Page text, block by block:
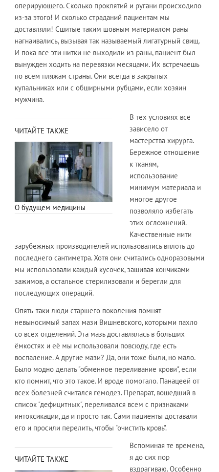
оперирующего. Сколько проклятий и ругани происходило
из-за этого! И сколько страданий пациентам мы
доставляли! Сшитые таким шовным материалом раны
нагнаивались, вызывая так называемый лигатурный свищ.
И пока все эти нитки не выходили из раны, пациент был
вынужден ходить на перевязки месяцами. Их встречаешь
по всем пляжам страны. Они всегда в закрытых
купальниках или с обширными рубцами, если хозяин
мужчина.
ЧИТАЙТЕ ТАКЖЕ
О будущем медицины
В тех условиях всё
зависело от
мастерства хирурга.
Бережное отношение
к тканям,
использование
минимум материала и
многое другое
позволяло избегать
этих осложнений.
Качественные нити
зарубежных производителей использовались вплоть до
последнего сантиметра. Хотя они считались одноразовыми
мы использовали каждый кусочек, зашивая кончиками
зажимов, а остальное стерилизовали и берегли для
последующих операций.
Опять-таки люди старшего поколения помнят
невыносимый запах мази Вишневского, которыми пахло
со всех отделений. Эта мазь доставлялась в больших
ёмкостях и её мы использовали повсюду, где есть
воспаление. А другие мази? Да, они тоже были, но мало.
Было модно делать "обменное переливание крови", если
кто помнит, что это такое. И вроде помогало. Панацеей от
всех болезней считался гемодез. Препарат, вошедший в
список "дефицитных", переливался всем с признаками
интоксикации, да и просто так. Сами пациенты доставали
его и просили перелить, чтобы "очистить кровь".
ЧИТАЙТЕ ТАКЖЕ
Вспоминая те времена,
я до сих пор
вздрагиваю. Особенно